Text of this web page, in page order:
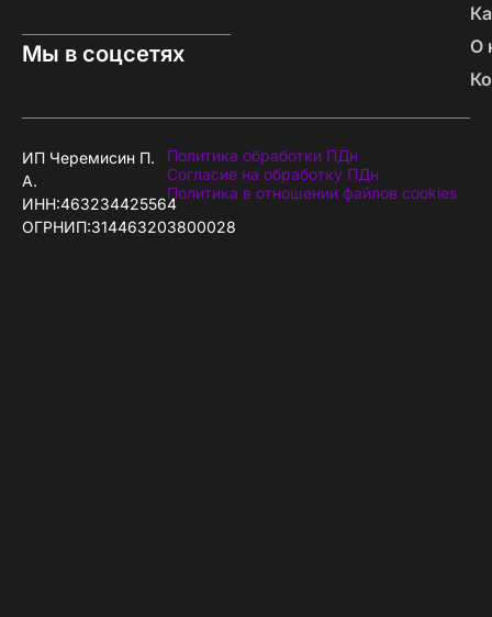
Мы в соцсетях
О
ИП Черемисин П.
А.
ИНН:463234425564
ОГРНИП:314463203800028
Политика обработки ПДн
Согласие на обработку ПДн
Политика в отношении файлов cookies